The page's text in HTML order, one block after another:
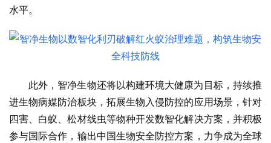
水平。
此外，智净生物还将以构建环境大健康为目标，持续推
进生物病媒防治板块，拓展生物入侵防控的应用场景，针对
四害、白蚁、松材线虫等物种开发数智化解决方案，并积极
参与国际合作，输出中国生物安全防控方案，力争成为全球